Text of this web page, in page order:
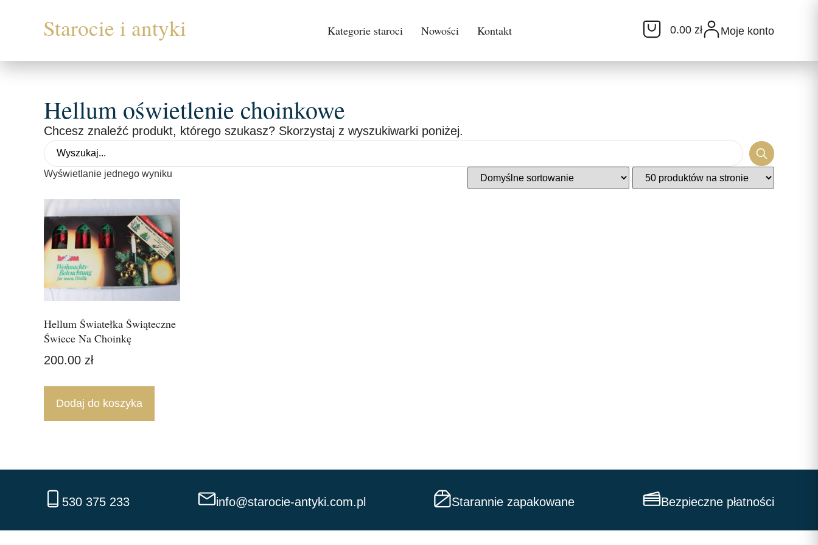
Kategorie staroci Nowości Kontakt 0.00 zł Moje konto
Hellum oświetlenie choinkowe
Chcesz znaleźć produkt, którego szukasz? Skorzystaj z wyszukiwarki poniżej.
Wyświetlanie jednego wyniku
Hellum Światełka Świąteczne
Świece Na Choinkę
200.00 zł
Dodaj do koszyka
530 375 233 info@starocie-antyki.com.pl Starannie zapakowane Bezpieczne płatności